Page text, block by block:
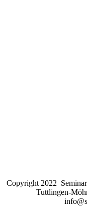
Copyright 2022
Tuttlingen-